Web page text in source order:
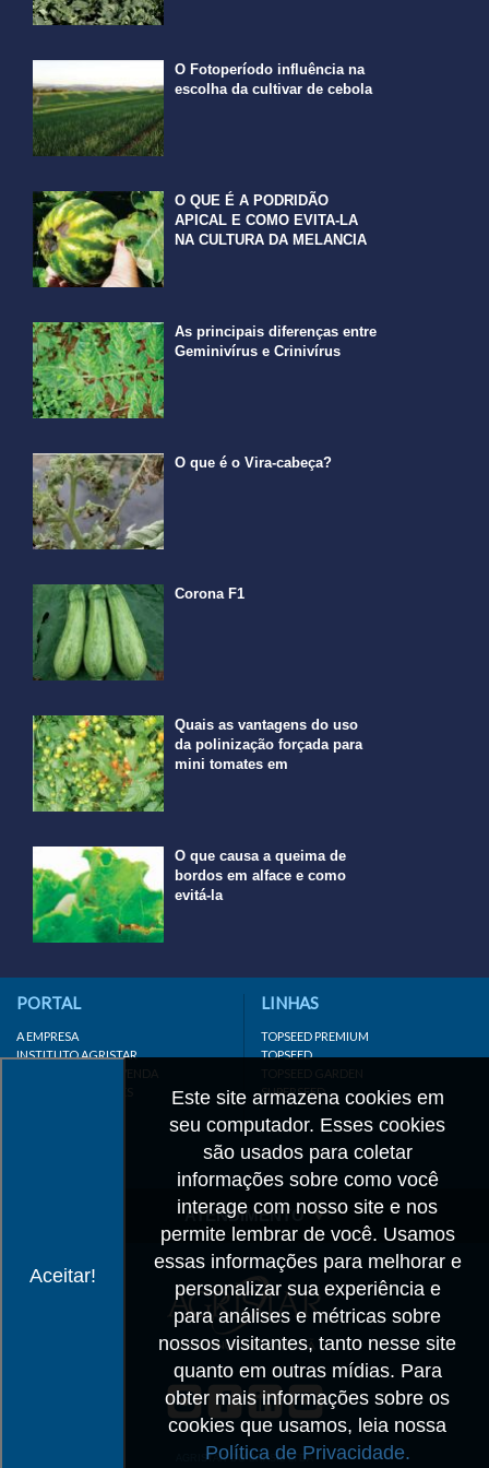
O Fotoperíodo influência na
escolha da cultivar de cebola
O QUE É A PODRIDÃO
APICAL E COMO EVITA-LA
NA CULTURA DA MELANCIA
As principais diferenças entre
Geminivírus e Crinivírus
O que é o Vira-cabeça?
Corona F1
Quais as vantagens do uso
da polinização forçada para
mini tomates em
O que causa a queima de
bordos em alface e como
evitá-la
Aceitar!
Este site armazena cookies em
seu computador. Esses cookies
são usados para coletar
informações sobre como você
interage com nosso site e nos
permite lembrar de você. Usamos
essas informações para melhorar e
personalizar sua experiência e
para análises e métricas sobre
nossos visitantes, tanto nesse site
quanto em outras mídias. Para
obter mais informações sobre os
cookies que usamos, leia nossa
Política de Privacidade.
PORTAL
A EMPRESA
INSTITUTO AGRISTAR
DISTRIBUIDOR/REVENDA
LINKS IMPORTANTES
LINHAS
TOPSEED PREMIUM
TOPSEED
TOPSEED GARDEN
SUPERSEED
ATENDIMENTO
CADASTRO
TRABALHE CONOSCO
AGRISTAR DO BRASIL LTDA